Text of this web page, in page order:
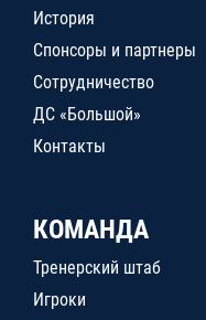
История
Спонсоры и партнеры
Сотрудничество
ДС «Большой»
Контакты
КОМАНДА
Тренерский штаб
Игроки